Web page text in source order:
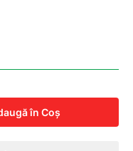
în Coş